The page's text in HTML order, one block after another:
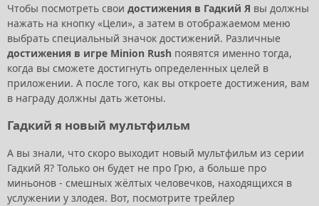
Чтобы посмотреть свои достижения в Гадкий Я вы должны
нажать на кнопку «Цели», а затем в отображаемом меню
выбрать специальный значок достижений. Различные
достижения в игре Minion Rush появятся именно тогда,
когда вы сможете достигнуть определенных целей в
приложении. А после того, как вы откроете достижения, вам
в награду должны дать жетоны.
Гадкий я новый мультфильм
А вы знали, что скоро выходит новый мультфильм из серии
Гадкий Я? Только он будет не про Грю, а больше про
миньонов - смешных жёлтых человечков, находящихся в
услужении у злодея. Вот, посмотрите трейлер